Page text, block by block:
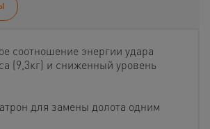
соотношение энергии удара
(9,3кг) и сниженный уровень
для замены долота одним